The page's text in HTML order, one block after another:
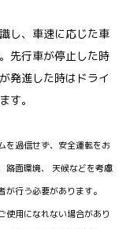
し、車速に応じた車
先行車が停止した時
発進した時はドライ
す。
を過信せず、安全運転をお
面環境、 天候などを考慮
が行う必要があります。
用になれない場合があり